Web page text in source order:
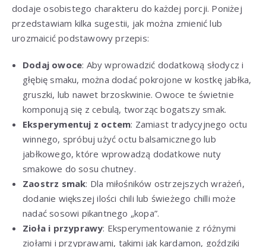
dodaje osobistego charakteru do każdej porcji. Poniżej
przedstawiam kilka sugestii, jak można zmienić lub
urozmaicić podstawowy przepis:
Dodaj owoce: Aby wprowadzić dodatkową słodycz i
głębię smaku, można dodać pokrojone w kostkę jabłka,
gruszki, lub nawet brzoskwinie. Owoce te świetnie
komponują się z cebulą, tworząc bogatszy smak.
Eksperymentuj z octem: Zamiast tradycyjnego octu
winnego, spróbuj użyć octu balsamicznego lub
jabłkowego, które wprowadzą dodatkowe nuty
smakowe do sosu chutney.
Zaostrz smak: Dla miłośników ostrzejszych wrażeń,
dodanie większej ilości chili lub świeżego chilli może
nadać sosowi pikantnego „kopa”.
Zioła i przyprawy: Eksperymentowanie z różnymi
ziołami i przyprawami, takimi jak kardamon, goździki